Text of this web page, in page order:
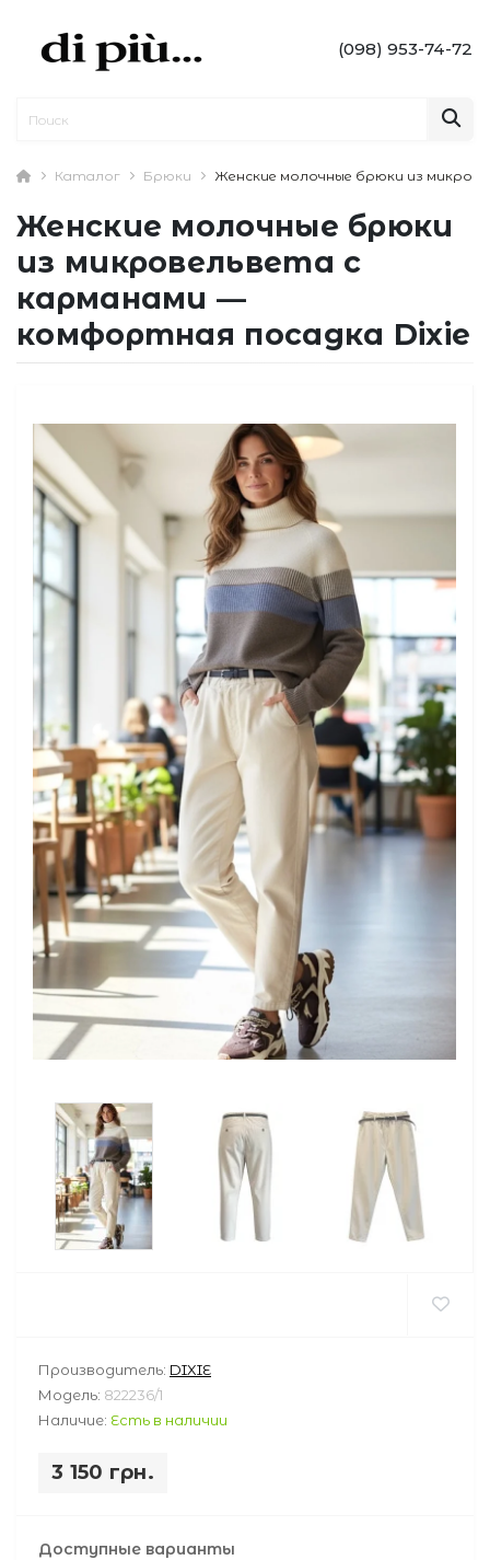
(098) 953-74-72
Каталог Брюки Женские молочные брюки из
Женские молочные брюки
из микровельвета с
карманами —
комфортная посадка Dixie
Производитель: DIXIE
Модель: 822236/1
Наличие: Есть в наличии
3 150 грн.
Доступные варианты